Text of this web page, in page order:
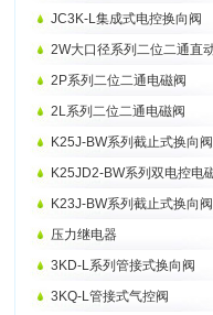
JC3K-L集成式电控换向阀
2W大口径系列二位二通直
2P系列二位二通电磁阀
2L系列二位二通电磁阀
K25J-BW系列截止式换向阀
K25JD2-BW系列双电控电
K23J-BW系列截止式换向阀
压力继电器
3KD-L系列管接式换向阀
3KQ-L管接式气控阀